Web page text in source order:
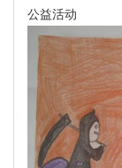
公益活动